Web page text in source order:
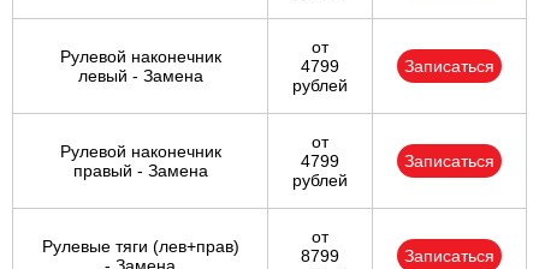
Рулевой наконечник
левый - Замена
от
4799
рублей
Записаться
Рулевой наконечник
правый - Замена
от
4799
рублей
Записаться
Рулевые тяги (лев+прав)
от
8799
Записаться